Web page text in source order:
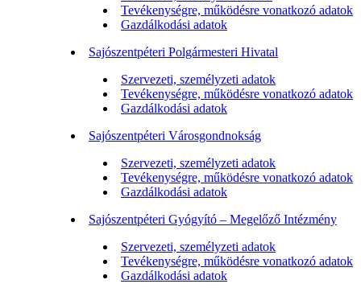
Tevékenységre, működésre vonatkozó adatok
Gazdálkodási adatok
Sajószentpéteri Polgármesteri Hivatal
Szervezeti, személyzeti adatok
Tevékenységre, működésre vonatkozó adatok
Gazdálkodási adatok
Sajószentpéteri Városgondnokság
Szervezeti, személyzeti adatok
Tevékenységre, működésre vonatkozó adatok
Gazdálkodási adatok
Sajószentpéteri Gyógyító – Megelőző Intézmény
Szervezeti, személyzeti adatok
Tevékenységre, működésre vonatkozó adatok
Gazdálkodási adatok